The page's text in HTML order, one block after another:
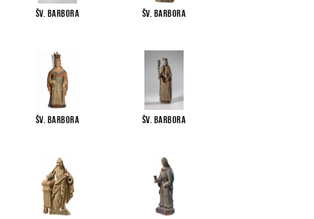
Šv. Barbora Šv. Barbora
Šv. Barbora Šv. Barbora